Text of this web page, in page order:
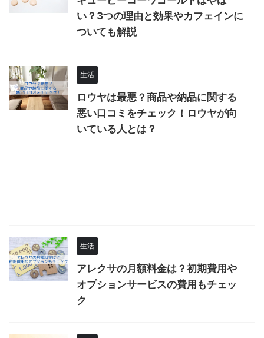
い？3つの理由と効果やカフェインに
ついても解説
生活
ロウヤは最悪？商品や納品に関する
悪い口コミをチェック！ロウヤが向
いている人とは？
生活
アレクサの月額料金は？初期費用や
オプションサービスの費用もチェッ
ク